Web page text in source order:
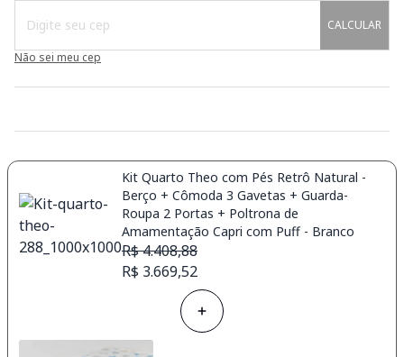
CALCULAR
Não sei meu cep
Kit Quarto Theo com Pés Retrô Natural -
Berço + Cômoda 3 Gavetas + Guarda-
Roupa 2 Portas + Poltrona de
Amamentação Capri com Puff - Branco
R$ 4.408,88
R$ 3.669,52